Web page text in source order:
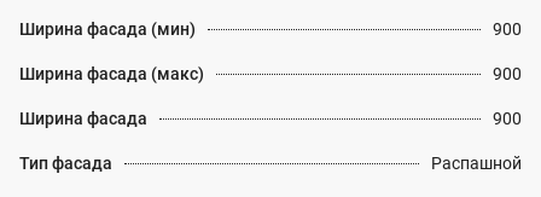
Ширина фасада (мин) 900
Ширина фасада (макс) 900
Ширина фасада 900
Тип фасада Распашной